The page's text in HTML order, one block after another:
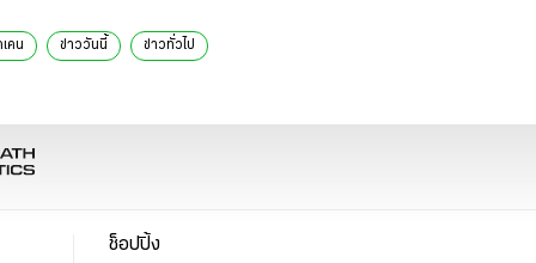
เคน ข่าววันนี้ ข่าวทั่วไป
ช็อปปิ้ง